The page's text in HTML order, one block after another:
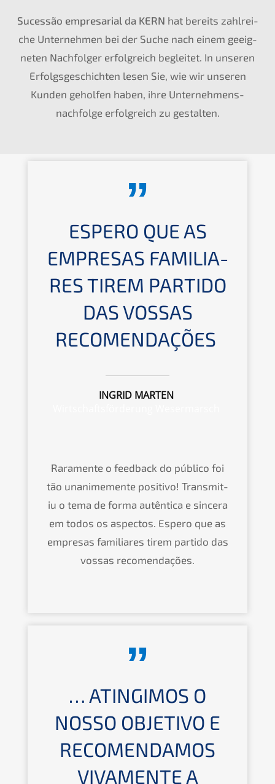
Suces­são empre­sa­ri­al da KERN hat bereits zahlrei­
che Unter­neh­men bei der Suche nach einem geeig­
ne­ten Nachfol­ger erfolg­reich beglei­tet. In unseren
Erfolgs­ge­schich­ten lesen Sie, wie wir unseren
Kunden gehol­fen haben, ihre Unternehmens­
nachfolge erfolg­reich zu gestalten.
ESPERO QUE AS
EMPRE­SAS FAMILIA­
RES TIREM PARTIDO
DAS VOSSAS
RECOMENDAÇÕES
INGRID MARTEN
Raramen­te o feedback do públi­co foi
tão unani­me­men­te positivo! Trans­mi­t­
iu o tema de forma autên­ti­ca e sincera
em todos os aspec­tos. Espero que as
empre­sas familia­res tirem partido das
vossas recomendações.
… ATING­I­MOS O
NOSSO OBJETIVO E
RECOMEN­DA­MOS
VIVAMEN­TE A